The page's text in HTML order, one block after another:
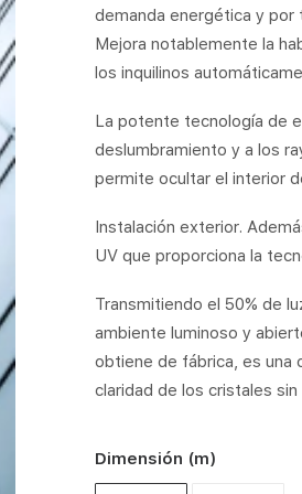
demanda energética y por
Mejora notablemente la
los inquilinos
La potente tecnología de
deslumbramiento y a los
permite ocultar el interior
Instalación exterior.
UV que proporciona la
Transmitiendo el 50% de
ambiente luminoso y
obtiene de fábrica, es una
claridad de los cristales
Dimensión (m)